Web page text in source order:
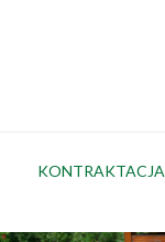
KONTRAKTACJA